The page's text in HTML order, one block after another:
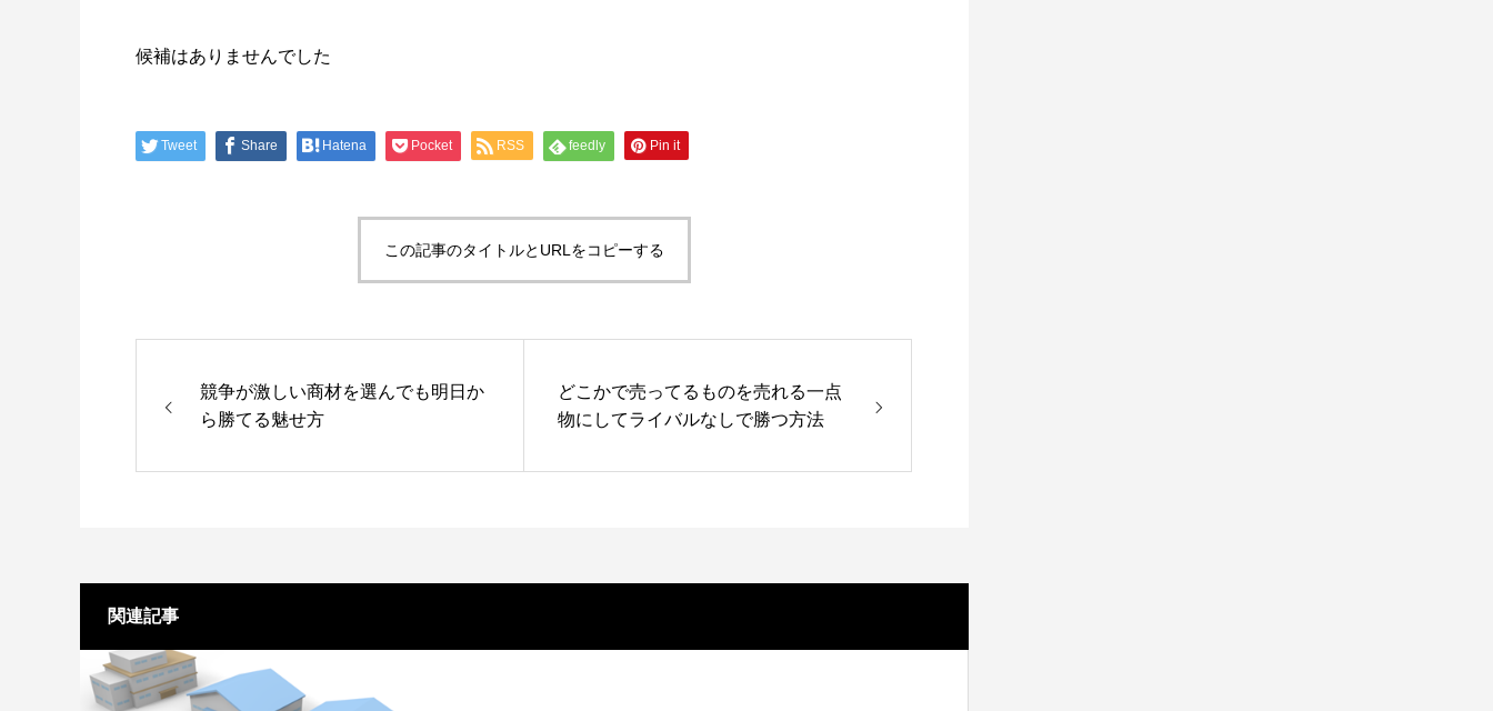
候補はありませんでした
Tweet Share Hatena Pocket RSS feedly Pin it
この記事のタイトルとURLをコピーする
競争が激しい商材を選んでも明日か
ら勝てる魅せ方
どこかで売ってるものを売れる一点
物にしてライバルなしで勝つ方法
関連記事